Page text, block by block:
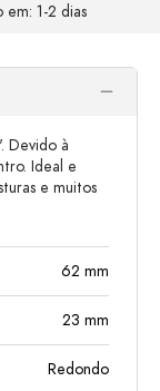
em: 1-2 dias
Devido à
Ideal e
e muitos
62 mm
23 mm
Redondo